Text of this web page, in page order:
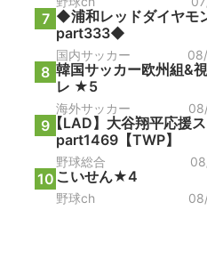
7 ◆浦和レッドダイヤモ
part333◆
国内サッカー
8 韓国サッカー欧州組&
レ ★5
海外サッカー
9【LAD】大谷翔平応援
part1469【TWP】
野球総合
10 こいせん★4
野球ch